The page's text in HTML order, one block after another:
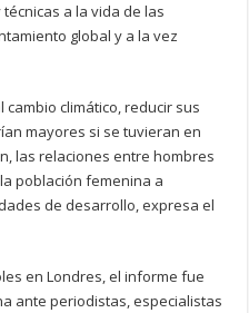
a la vida de las
global y a la vez
climático, reducir sus
mayores si se tuvieran en
las relaciones entre hombres
población femenina a
de desarrollo, expresa el
en Londres, el informe fue
ante periodistas, especialistas